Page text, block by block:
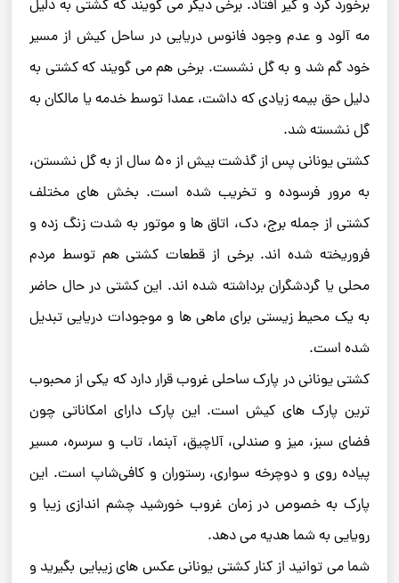
برخورد کرد و گیر افتاد. برخی دیگر می‌ گویند که کشتی به دلیل
مه آلود و عدم وجود فانوس دریایی در ساحل کیش از مسیر
خود گم شد و به گل نشست. برخی هم می‌ گویند که کشتی به
دلیل حق بیمه زیادی که داشت، عمدا توسط خدمه یا مالکان به
گل نشسته شد.
کشتی یونانی پس از گذشت بیش از ۵۰ سال از به گل نشستن،
به مرور فرسوده و تخریب شده است. بخش‌ های مختلف
کشتی از جمله برج، دک، اتاق ‌ها و موتور به شدت زنگ زده و
فروریخته شده‌ اند. برخی از قطعات کشتی هم توسط مردم
محلی یا گردشگران برداشته شده‌ اند. این کشتی در حال حاضر
به یک محیط زیستی برای ماهی‌ ها و موجودات دریایی تبدیل
شده است.
کشتی یونانی در پارک ساحلی غروب قرار دارد که یکی از محبوب‌
ترین پارک‌ های کیش است. این پارک دارای امکاناتی چون
فضای سبز، میز و صندلی، آلاچیق، آبنما، تاب و سرسره، مسیر
پیاده ‌روی و دوچرخه ‌سواری، رستوران و کافی‌شاپ است. این
پارک به خصوص در زمان غروب خورشید چشم‌ اندازی زیبا و
رویایی به شما هدیه می ‌دهد.
شما می‌ توانید از کنار کشتی یونانی عکس‌ های زیبایی بگیرید و